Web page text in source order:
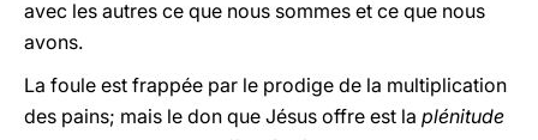
avec les autres ce que nous sommes et ce que nous
avons.
La foule est frappée par le prodige de la multiplication
des pains; mais le don que Jésus offre est la plénitude